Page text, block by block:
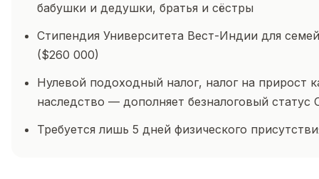
бабушки и дедушки, братья и сёстры
Стипендия Университета Вест-Индии для
($260 000)
Нулевой подоходный налог, налог на прирост
наследство — дополняет безналоговый статус
Требуется лишь 5 дней физического